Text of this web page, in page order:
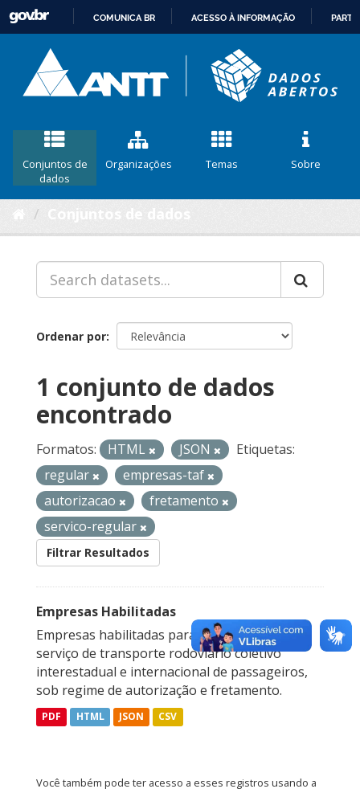
CONTEÚDO
COMUNICA BR ACESSO À INFORMAÇÃO
Conjuntos de
dados
Organizações Temas Sobre
Ordenar por
1 conjunto de dados
encontrado
Formatos: HTML JSON
Etiquetas:
regular
empresas-taf
autorizacao
fretamento
servico-regular
Filtrar Resultados
Empresas Habilitadas
Empresas habilitadas para a prestação do
serviço de transporte rodoviário coletivo
interestadual e internacional de passageiros,
sob regime de autorização e fretamento.
PDF HTML JSON CSV
Você também pode ter acesso a esses registros usando a